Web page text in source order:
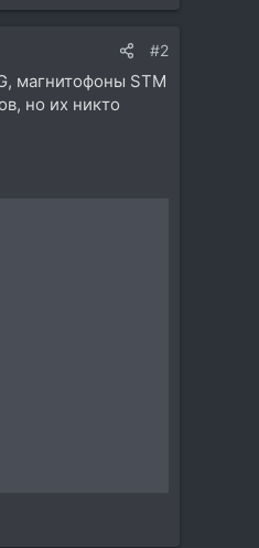
#2
магнитофоны STM
но их никто